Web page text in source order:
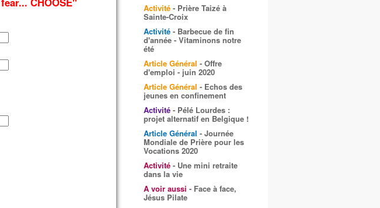
Activité - Prière Taizé à
Sainte-Croix
Activité - Barbecue de fin
d'année - Vitaminons notre
été
Article Général - Offre
d'emploi - juin 2020
Article Général - Echos des
jeunes en confinement
Activité - Pélé Lourdes :
projet alternatif en Belgique !
Article Général - Journée
Mondiale de Prière pour les
Vocations 2020
Activité - Une mini retraite
dans la vie
A voir aussi - Face à face,
Jésus Pilate